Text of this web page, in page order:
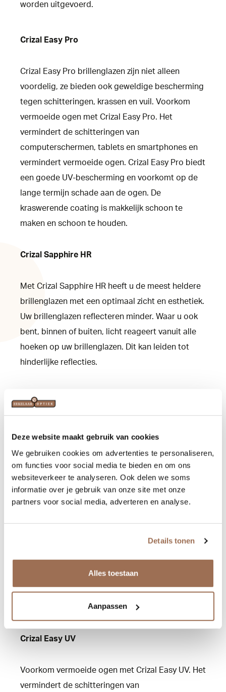
Deze website maakt gebruik van cookies
We gebruiken cookies om advertenties te personaliseren,
om functies voor social media te bieden en om ons
websiteverkeer te analyseren. Ook delen we soms
informatie over je gebruik van onze site met onze
partners voor social media, adverteren en analyse.
Details tonen
Alles toestaan
Aanpassen
worden uitgevoerd.
Crizal Easy Pro
Crizal Easy Pro brillenglazen zijn niet alleen
voordelig, ze bieden ook geweldige bescherming
tegen schitteringen, krassen en vuil. Voorkom
vermoeide ogen met Crizal Easy Pro. Het
vermindert de schitteringen van
computerschermen, tablets en smartphones en
vermindert vermoeide ogen. Crizal Easy Pro biedt
een goede UV-bescherming en voorkomt op de
lange termijn schade aan de ogen. De
kraswerende coating is makkelijk schoon te
maken en schoon te houden.
Crizal Sapphire HR
Met Crizal Sapphire HR heeft u de meest heldere
brillenglazen met een optimaal zicht en esthetiek.
Uw brillenglazen reflecteren minder. Waar u ook
bent, binnen of buiten, licht reageert vanuit alle
hoeken op uw brillenglazen. Dit kan leiden tot
hinderlijke reflecties.
finishing touch voor uw Xperio zonneglazen en
beschermen uw ogen maximaal tegen uv.
Wanneer u onderweg bent, denkt u er niet altijd
aan hoe u uw zonnebril hanteert of opbergt.
Xperio zonneglazen met Crizal Sun XProtect
zonnebril. De subtiele gouden afwerking is de
belofte van Crizal Sun XProtect dat de Xperio
zonneglazen een superieure bescherming bieden
tegen krassen en vuil.
Crizal Easy UV
Voorkom vermoeide ogen met Crizal Easy UV. Het
vermindert de schitteringen van